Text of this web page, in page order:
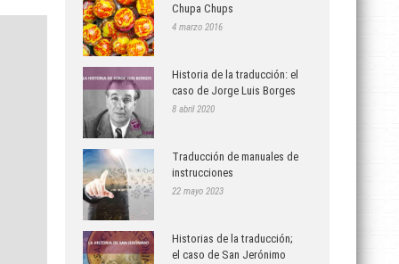
Chupa Chups
4 marzo 2016
Historia de la traducción: el
caso de Jorge Luis Borges
8 abril 2020
Traducción de manuales de
instrucciones
22 mayo 2023
Historias de la traducción;
el caso de San Jerónimo